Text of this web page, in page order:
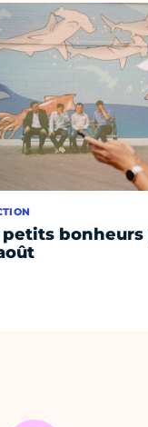
petits